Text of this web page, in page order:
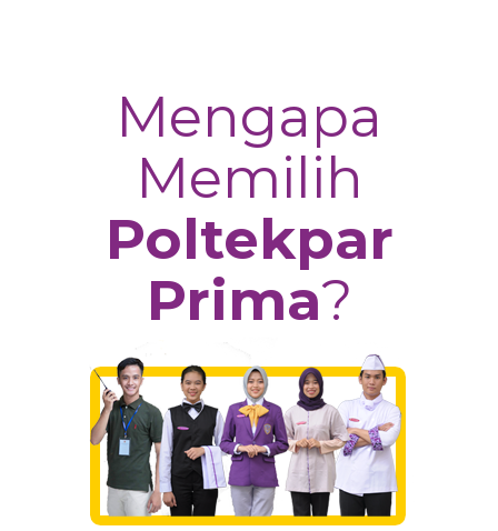
Mengapa
Memilih
Poltekpar
Prima?